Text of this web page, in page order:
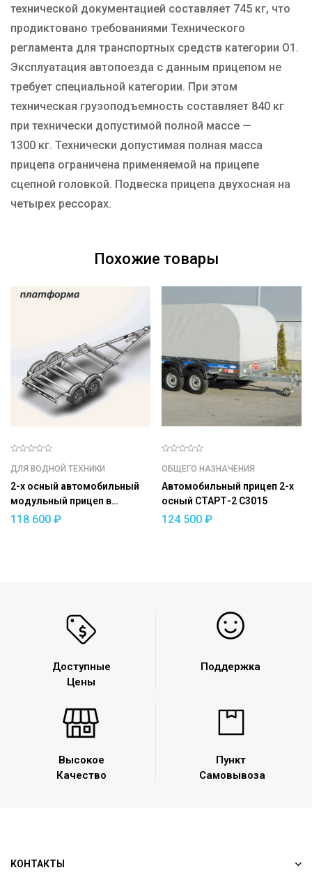
технической документацией составляет 745 кг, что
продиктовано требованиями Технического
регламента для транспортных средств категории О1.
Эксплуатация автопоезда с данным прицепом не
требует специальной категории. При этом
техническая грузоподъемность составляет 840 кг
при технически допустимой полной массе —
1300 кг. Технически допустимая полная масса
прицепа ограничена применяемой на прицепе
сцепной головкой. Подвеска прицепа двухосная на
четырех рессорах.
Похожие товары
ДЛЯ ВОДНОЙ ТЕХНИКИ
2-х осный автомобильный
модульный прицеп в
комплекте с ложементами
118 600 ₽
ОБЩЕГО НАЗНАЧЕНИЯ
Автомобильный прицеп 2-х
осный СТАРТ-2 С3015
124 500 ₽
Высокое
Качество
Доступные
Цены
Пункт
Самовывоза
Поддержка
КОНТАКТЫ